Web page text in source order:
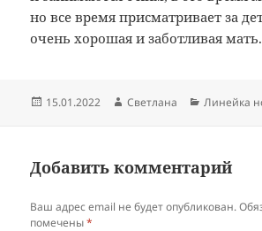
но все время присматривает за
очень хорошая и заботливая мать.
Опубликовано
15.01.2022 Автор
Светлана Рубрики
Линейка
Добавить комментарий
Ваш адрес email не будет опубликован.
помечены*